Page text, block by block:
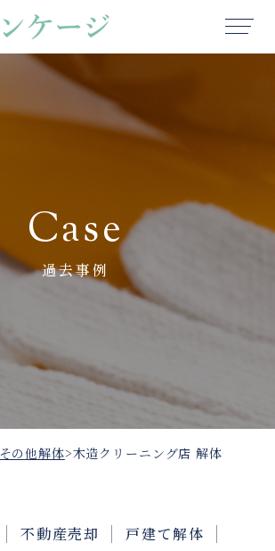
Case
過去事例
その他解体>木造クリーニング店 解体
不動産売却 戸建て解体